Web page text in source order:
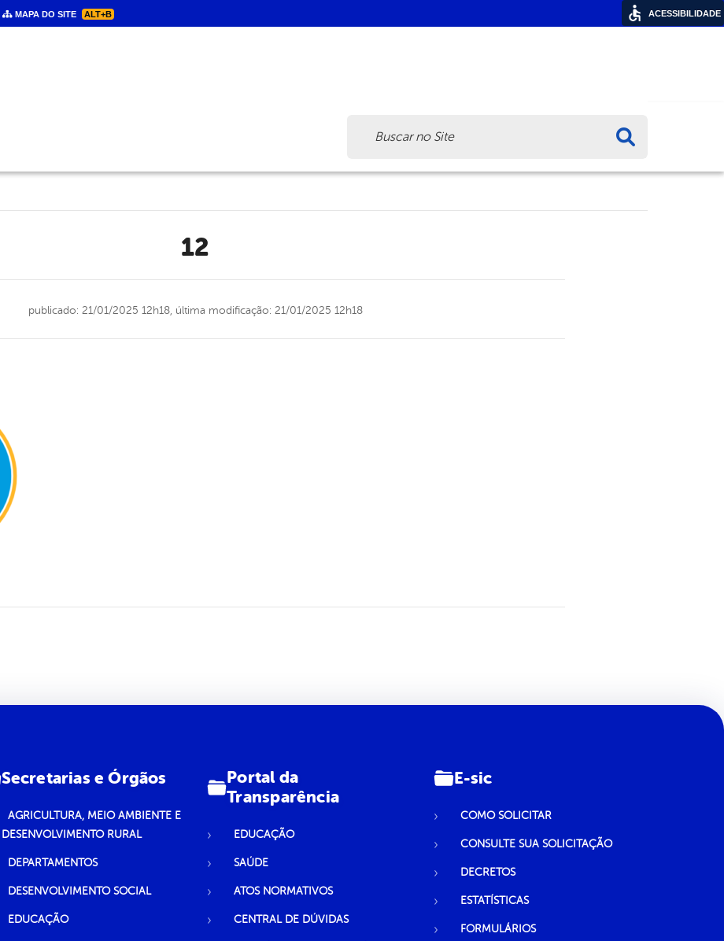
MAPA DO SITE ALT+B
12
publicado: 21/01/2025 12h18, última modificação: 21/01/2025 12h18
Secretarias e Órgãos
AGRICULTURA, MEIO AMBIENTE E
DESENVOLVIMENTO RURAL
DEPARTAMENTOS
DESENVOLVIMENTO SOCIAL
EDUCAÇÃO
Portal da
Transparência
EDUCAÇÃO
SAÚDE
ATOS NORMATIVOS
CENTRAL DE DÚVIDAS
E-sic
COMO SOLICITAR
CONSULTE SUA SOLICITAÇÃO
DECRETOS
ESTATÍSTICAS
FORMULÁRIOS
ACESSIBILIDADE